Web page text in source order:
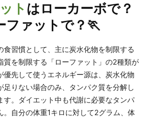
ト はローカーボで？
ファットで？🏃
食習慣として、主に炭水化物を制限する
質を制限する「ローファット」の2種類が
優先して使うエネルギー源は、炭水化物
足りない場合のみ、タンパク質を分解し
す。ダイエット中も代謝に必要なタンパ
。自分の体重1キロに対して2グラム、体